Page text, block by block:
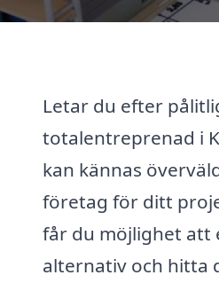
Letar du efter
totalentreprenad i
kan kännas
företag för ditt
får du möjlighet att
alternativ och hitta